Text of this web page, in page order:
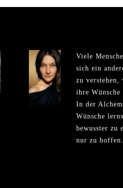
Viele
sich ein
zu verstehen,
ihre
In der
Wünsche
bewusster zu
nur zu hoffen.